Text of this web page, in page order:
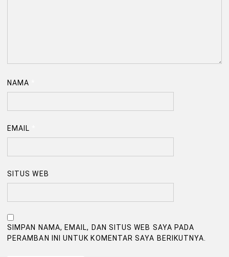
NAMA
EMAIL
SITUS WEB
SIMPAN NAMA, EMAIL, DAN SITUS WEB SAYA PADA
PERAMBAN INI UNTUK KOMENTAR SAYA BERIKUTNYA.